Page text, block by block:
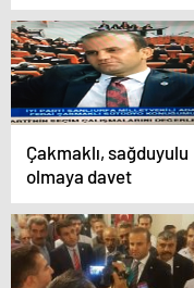
Çakmaklı, sağduyulu
olmaya davet